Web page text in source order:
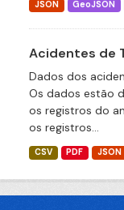
JSON GeoJSON
Acidentes de
Dados dos
Os dados estão
os registros do
os registros...
CSV PDF JSON